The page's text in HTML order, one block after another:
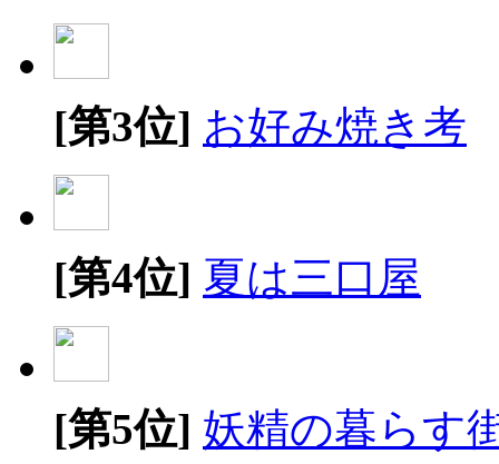
[第3位] お好み焼き考
[第4位] 夏は三口屋
[第5位] 妖精の暮らす